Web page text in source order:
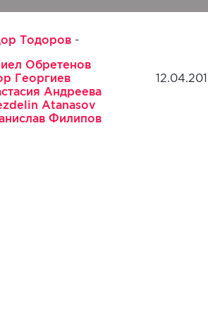
Тодоров -
Обретенов
Георгиев
Андреева
Atanasov
Филипов